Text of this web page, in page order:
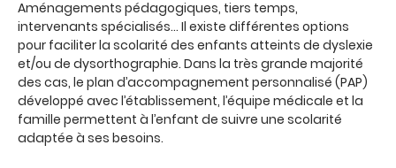
Aménagements pédagogiques, tiers temps,
intervenants spécialisés… Il existe différentes options
pour faciliter la scolarité des enfants atteints de dyslexie
et/ou de dysorthographie. Dans la très grande majorité
des cas, le plan d’accompagnement personnalisé (PAP)
développé avec l’établissement, l’équipe médicale et la
famille permettent à l’enfant de suivre une scolarité
adaptée à ses besoins.